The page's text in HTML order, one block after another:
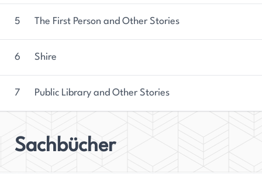
5 The First Person and Other Stories
6 Shire
7 Public Library and Other Stories
Sachbücher